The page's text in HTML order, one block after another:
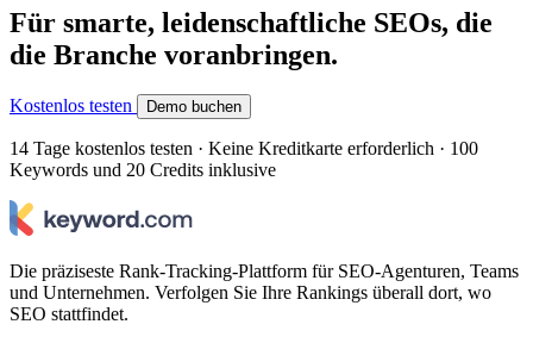
Für smarte, leidenschaftliche SEOs, die
die Branche voranbringen.
Kostenlos testen Demo buchen
14 Tage kostenlos testen · Keine Kreditkarte erforderlich · 100
Keywords und 20 Credits inklusive
Die präziseste Rank-Tracking-Plattform für SEO-Agenturen, Teams
und Unternehmen. Verfolgen Sie Ihre Rankings überall dort, wo
SEO stattfindet.